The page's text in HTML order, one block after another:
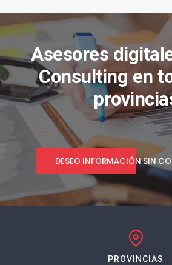
Asesores
Consulting en
DESEO INFORMACIÓN SIN
PROVINCIAS